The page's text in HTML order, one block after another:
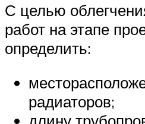
С целью
работ на этапе
определить:
радиаторов;